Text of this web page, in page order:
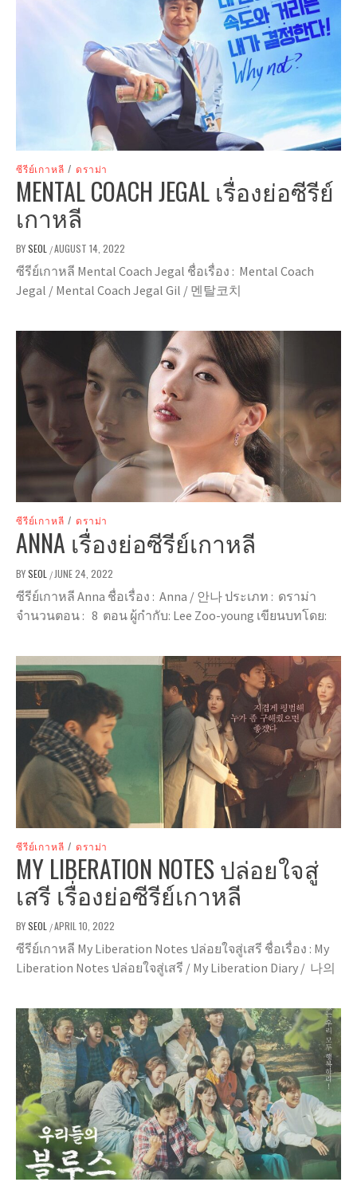
ซีรีย์เกาหลี / ดราม่า
MENTAL COACH JEGAL เรื่องย่อซีรีย์
เกาหลี
BYSEOL /AUGUST 14, 2022
ซีรีย์เกาหลี Mental Coach Jegal ชื่อเรื่อง : Mental Coach
Jegal / Mental Coach Jegal Gil / 멘탈코치
ซีรีย์เกาหลี / ดราม่า
ANNA เรื่องย่อซีรีย์เกาหลี
BYSEOL / JUNE 24, 2022
ซีรีย์เกาหลี Anna ชื่อเรื่อง : Anna / 안나 ประเภท : ดราม่า
จำนวนตอน : 8 ตอน ผู้กำกับ: Lee Zoo-young เขียนบทโดย:
ซีรีย์เกาหลี / ดราม่า
MY LIBERATION NOTES ปล่อยใจสู่
เสรี เรื่องย่อซีรีย์เกาหลี
BYSEOL /APRIL 10, 2022
ซีรีย์เกาหลี My Liberation Notes ปล่อยใจสู่เสรี ชื่อเรื่อง : My
Liberation Notes ปล่อยใจสู่เสรี / My Liberation Diary / 나의